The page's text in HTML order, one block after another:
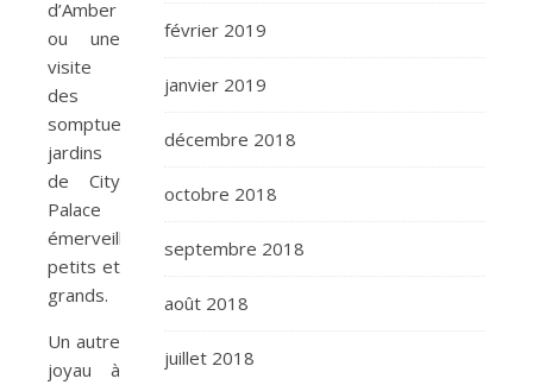
d’Amber
ou une
visite
des
somptueux
jardins
de City
Palace
émerveilleront
petits et
grands.
Un autre
joyau à
février 2019
janvier 2019
décembre 2018
octobre 2018
septembre 2018
août 2018
juillet 2018